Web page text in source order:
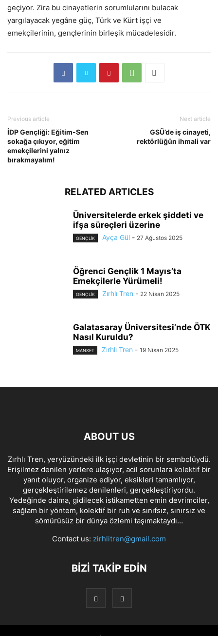
geçiyor. Zira bu cinayetlerin sorumlularını bulacak
yargılayacak yegâne güç, Türk ve Kürt işçi ve
emekçilerinin, gençlerinin birleşik mücadelesidir.
Previous article
İDP Gençliği: Eğitim-Sen
sokağa çıkıyor, eğitim
emekçilerini yalnız
bırakmayalım!
Next article
GSÜ’de iş cinayeti,
rektörlüğün ihmali var
RELATED ARTICLES
Üniversitelerde erkek şiddeti ve
ifşa süreçleri üzerine
GENÇLİK Ayça Gül - 27 Ağustos 2025
Öğrenci Gençlik 1 Mayıs’ta
Emekçilerle Yürümeli!
GENÇLİK Zırhlı Tren - 22 Nisan 2025
Galatasaray Üniversitesi’nde ÖTK
Nasıl Kuruldu?
MANSET Zırhlı Tren - 19 Nisan 2025
ABOUT US
Zırhlı Tren, yeryüzündeki ilk işçi devletinin bir sembolüydü.
Erişilmez denilen yerlere ulaşıyor, acil sorunlara kolektif bir
yanıt oluyor, organize ediyor, eksikleri tamamlıyor,
gerçekleştirilemez denilenleri, gerçekleştiriyordu.
Yedeğinde daima, gidilecek istikametten emin devrimciler,
sağlam bir yöntem, kolektif bir ruh ve sınıfsız, sınırsız ve
sömürüsüz bir dünya özlemi taşımaktaydı…
Contact us: zirhlitren@gmail.com
BİZİ TAKİP EDİN